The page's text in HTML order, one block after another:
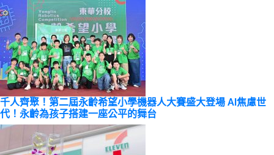
千人齊聚！第二屆永齡希望小學機器人大賽盛大登場 AI焦慮世
代！永齡為孩子搭建一座公平的舞台